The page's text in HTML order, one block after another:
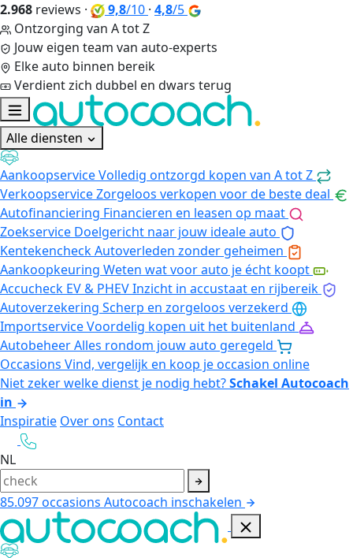
2.968 reviews · 9,8/10 · 4,8/5
Ontzorging van A tot Z
Jouw eigen team van auto-experts
Elke auto binnen bereik
Verdient zich dubbel en dwars terug
Alle diensten
AankoopserviceVolledig ontzorgd kopen van A tot Z
VerkoopserviceZorgeloos verkopen voor de beste deal
Autofinanciering Financieren en leasen op maat
Zoekservice Doelgericht naar jouw ideale auto
KentekencheckAutoverleden zonder geheimen
Aankoopkeuring Weten wat voor auto je écht koopt
Accucheck EV & PHEVInzicht in accustaat en rijbereik
Autoverzekering Scherp en zorgeloos verzekerd
ImportserviceVoordelig kopen uit het buitenland
AutobeheerAlles rondom jouw auto geregeld
Occasions Vind, vergelijk en koop je occasion online
Niet zeker welke dienst je nodig hebt?Schakel Autocoach
in
Inspiratie Over ons Contact
NL
85.097occasions Autocoach inschakelen